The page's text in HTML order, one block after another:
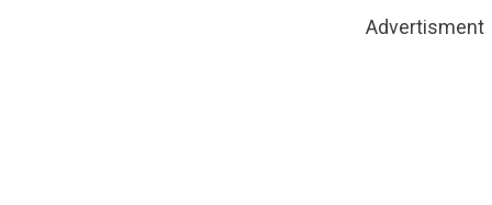
Advertisment